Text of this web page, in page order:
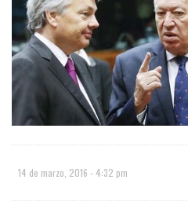
14 de marzo, 2016 - 4:32 pm